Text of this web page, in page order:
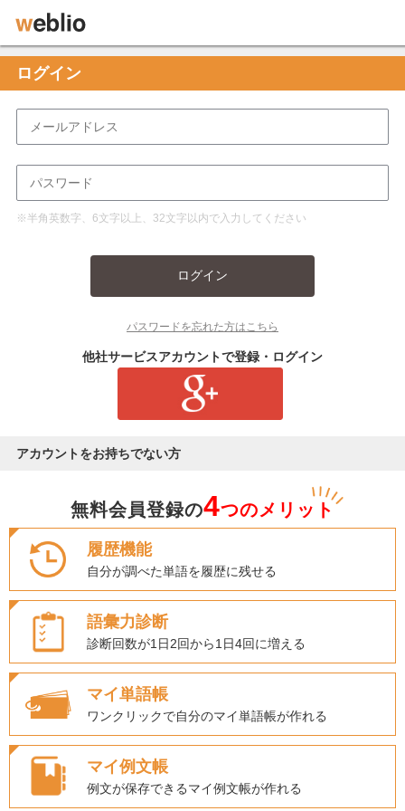
ログイン
※半角英数字、6文字以上、32文字以内で入力してください
ログイン
パスワードを忘れた方はこちら
他社サービスアカウントで登録・ログイン
アカウントをお持ちでない方
無料会員登録の4つのメリット
履歴機能
自分が調べた単語を履歴に残せる
語彙力診断
診断回数が1日2回から1日4回に増える
マイ単語帳
ワンクリックで自分のマイ単語帳が作れる
マイ例文帳
例文が保存できるマイ例文帳が作れる